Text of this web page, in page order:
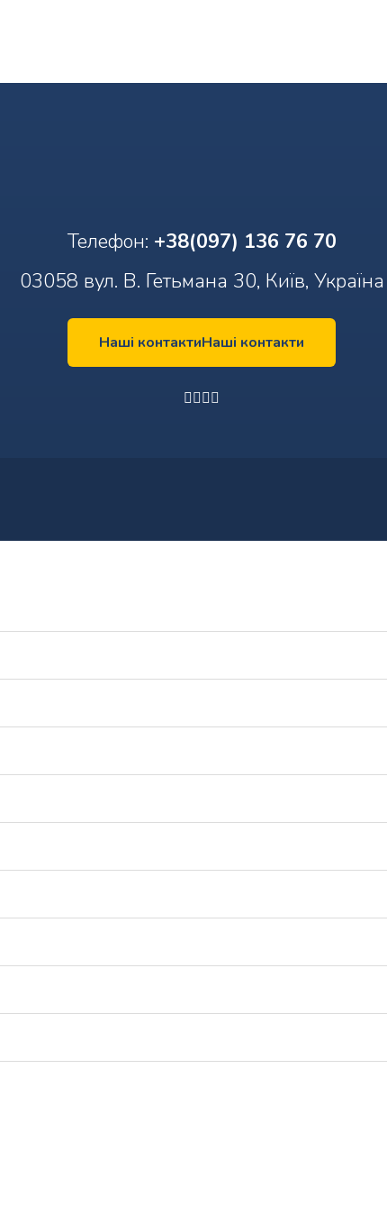
Телефон: +38(097) 136 76 70
03058 вул. В. Гетьмана 30, Київ, Україна
Наші контактиНаші контакти